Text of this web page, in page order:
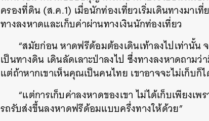
ครองที่ดิน (ส.ค.1) เมื่อนักท่องเที่ยวเริ่มเดินทางมา
ทางลงหาดและเก็บค่าผ่านทางเงินนักท่องเที่ยว
“สมัยก่อน หาดฟรีด้อมต้องเดินเท้าลงไปเท่านั้
เป็นทางดิน เดินลัดเลาะป่าลงไป ซึ่งทางลงหาดถาม
แต่ถ้าหากเขาเห็นคุณเป็นคนไทย เขาอาจจะไม่เก็บก็
“แต่การเก็บค่าลงหาดของเขา ไม่ได้เก็บเพียงเ
รถรับส่งขึ้นลงหาดฟรีด้อมแบบครึ่งทางให้ด้วย”